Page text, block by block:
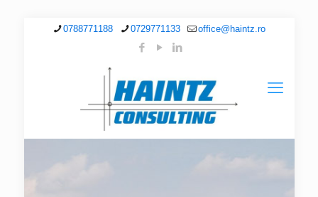
0788771188 0729771133 office@haintz.ro